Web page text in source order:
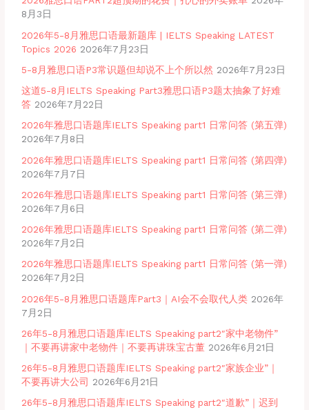
8月3日
2026年5-8月雅思口语最新题库 | IELTS Speaking LATEST
Topics 2026 2026年7月23日
5-8月雅思口语P3常识题但却说不上个所以然 2026年7月23日
这道5-8月IELTS Speaking Part3雅思口语P3题太抽象了好难
答 2026年7月22日
2026年雅思口语题库IELTS Speaking part1 日常问答 (第五弹)
2026年7月8日
2026年雅思口语题库IELTS Speaking part1 日常问答 (第四弹)
2026年7月7日
2026年雅思口语题库IELTS Speaking part1 日常问答 (第三弹)
2026年7月6日
2026年雅思口语题库IELTS Speaking part1 日常问答 (第二弹)
2026年7月2日
2026年雅思口语题库IELTS Speaking part1 日常问答 (第一弹)
2026年7月2日
2026年5-8月雅思口语题库Part3｜AI会不会取代人类 2026年
7月2日
26年5-8月雅思口语题库IELTS Speaking part2″家中老物件”
｜不要再讲家中老物件｜不要再讲珠宝古董 2026年6月21日
26年5-8月雅思口语题库IELTS Speaking part2″家族企业”｜
不要再讲大公司 2026年6月21日
26年5-8月雅思口语题库IELTS Speaking part2″道歉”｜迟到